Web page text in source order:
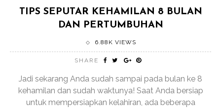
TIPS SEPUTAR KEHAMILAN 8 BULAN
DAN PERTUMBUHAN
6.88K VIEWS
SHARE
Jadi sekarang Anda sudah sampai pada bulan ke 8
kehamilan dan sudah waktunya! Saat Anda bersiap
untuk mempersiapkan kelahiran, ada beberapa